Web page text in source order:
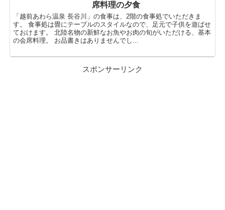
席料理の夕食
「越前あわら温泉 長谷川」の食事は、2階の食事処でいただきま
す。 食事処は畳にテーブルのスタイルなので、足元で子供を遊ばせ
ておけます。 北陸名物の新鮮なお魚やお肉の旬がいただける、基本
の会席料理。 お品書きはありませんでし...
スポンサーリンク